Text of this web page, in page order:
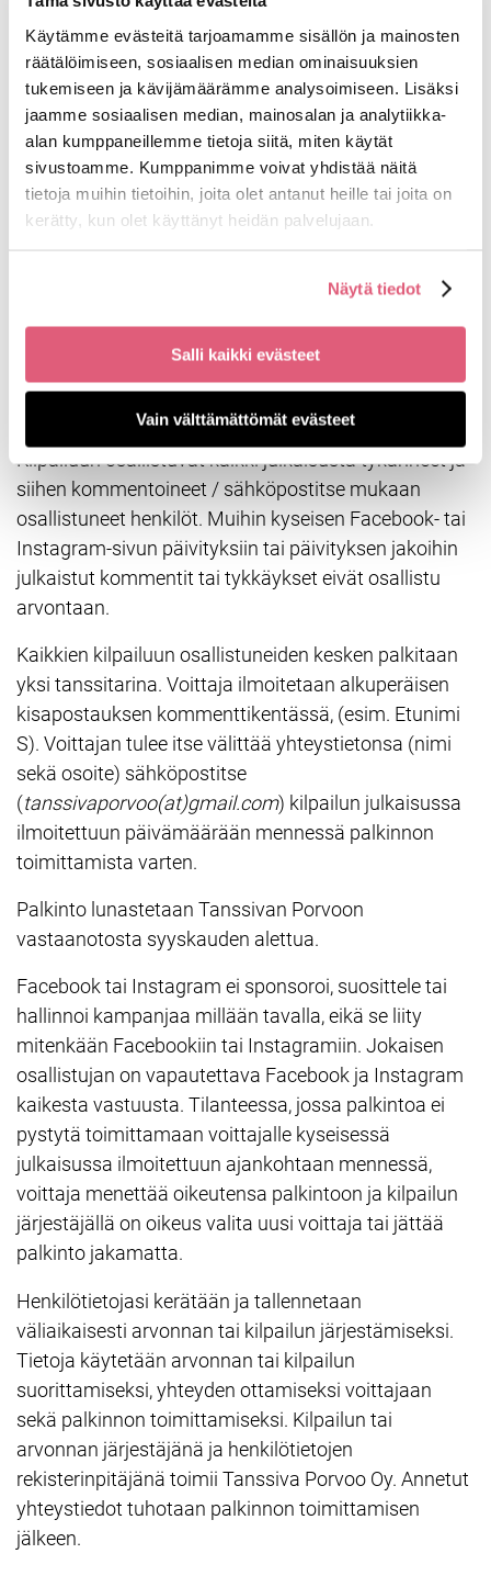
Käytämme evästeitä tarjoamamme sisällön ja mainosten
räätälöimiseen, sosiaalisen median ominaisuuksien
tukemiseen ja kävijämäärämme analysoimiseen. Lisäksi
jaamme sosiaalisen median, mainosalan ja analytiikka-
alan kumppaneillemme tietoja siitä, miten käytät
sivustoamme. Kumppanimme voivat yhdistää näitä
tietoja muihin tietoihin, joita olet antanut heille tai joita on
kerätty, kun olet käyttänyt heidän palvelujaan.
Näytä tiedot
Salli kaikki evästeet
Vain välttämättömät evästeet
Your Dance Story – kirjoituskilpailun viralliset
säännöt:
Kilpailun järjestää Tanssiva Porvoo Oy. Kilpailuun
tulee osallistua julkaisussa ilmoitetulla tavalla,
julkaisussa ilmoitettuna aikana.
Kirjoituskilpailuun voivat osallistua kaikki Facebook-
Suomessa asuvat yksityishenkilöt. Kilpailuun voi
osallistua myös sähköpostitse. Kilpailuun eivät voi
osallistua sen valmisteluun tai toteuttamiseen
osallistuneet Tanssivan Porvoon työntekijät tai
heidän perheenjäsenensä.
Kilpailuun osallistuvat kaikki julkaisusta tykänneet ja
siihen kommentoineet / sähköpostitse mukaan
osallistuneet henkilöt. Muihin kyseisen Facebook- tai
Instagram-sivun päivityksiin tai päivityksen jakoihin
julkaistut kommentit tai tykkäykset eivät osallistu
arvontaan.
Kaikkien kilpailuun osallistuneiden kesken palkitaan
yksi tanssitarina. Voittaja ilmoitetaan alkuperäisen
kisapostauksen kommenttikentässä, (esim. Etunimi
S). Voittajan tulee itse välittää yhteystietonsa (nimi
sekä osoite) sähköpostitse
(tanssivaporvoo(at)gmail.com) kilpailun julkaisussa
ilmoitettuun päivämäärään mennessä palkinnon
toimittamista varten.
Palkinto lunastetaan Tanssivan Porvoon
vastaanotosta syyskauden alettua.
Facebook tai Instagram ei sponsoroi, suosittele tai
hallinnoi kampanjaa millään tavalla, eikä se liity
mitenkään Facebookiin tai Instagramiin. Jokaisen
osallistujan on vapautettava Facebook ja Instagram
kaikesta vastuusta. Tilanteessa, jossa palkintoa ei
pystytä toimittamaan voittajalle kyseisessä
julkaisussa ilmoitettuun ajankohtaan mennessä,
voittaja menettää oikeutensa palkintoon ja kilpailun
järjestäjällä on oikeus valita uusi voittaja tai jättää
palkinto jakamatta.
Henkilötietojasi kerätään ja tallennetaan
väliaikaisesti arvonnan tai kilpailun järjestämiseksi.
Tietoja käytetään arvonnan tai kilpailun
suorittamiseksi, yhteyden ottamiseksi voittajaan
sekä palkinnon toimittamiseksi. Kilpailun tai
arvonnan järjestäjänä ja henkilötietojen
rekisterinpitäjänä toimii Tanssiva Porvoo Oy. Annetut
yhteystiedot tuhotaan palkinnon toimittamisen
jälkeen.